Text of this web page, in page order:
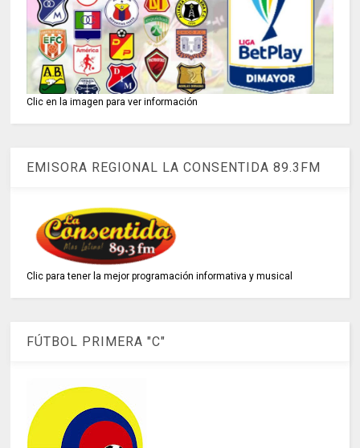
Clic en la imagen para ver información
EMISORA REGIONAL LA CONSENTIDA 89.3FM
Clic para tener la mejor programación informativa y musical
FÚTBOL PRIMERA "C"